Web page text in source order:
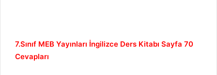
7.Sınıf MEB Yayınları İngilizce Ders Kitabı Sayfa 70
Cevapları